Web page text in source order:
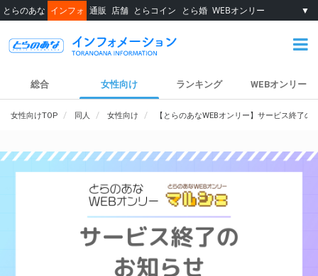
とらのあな インフォ 通販 店舗 とらコイン とら婚 WEBオンリー ▼
総合 女性向け ランキング WEBオンリー
女性向けTOP 同人 女性向け 【とらのあなWEBオンリー】サービス終了の